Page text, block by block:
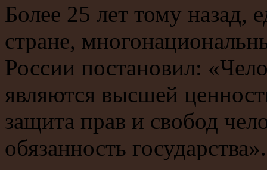
Более 25 лет тому назад,
стране,
России постановил:
являются высшей
защита прав и свобод
обязанность государства».